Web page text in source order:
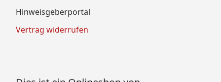
Hinweisgeberportal
Vertrag widerrufen